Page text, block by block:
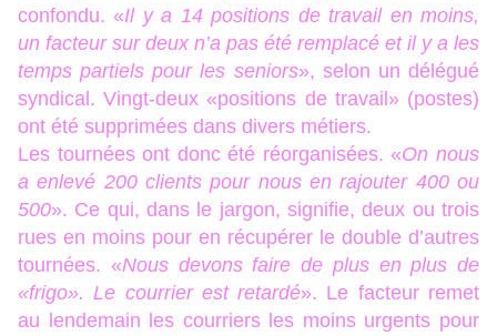
confondu. «Il y a 14 positions de travail en moins,
un facteur sur deux n’a pas été remplacé et il y a les
temps partiels pour les seniors», selon un délégué
syndical. Vingt-deux «positions de travail» (postes)
ont été supprimées dans divers métiers.
Les tournées ont donc été réorganisées. «On nous
a enlevé 200 clients pour nous en rajouter 400 ou
500». Ce qui, dans le jargon, signifie, deux ou trois
rues en moins pour en récupérer le double d’autres
tournées. «Nous devons faire de plus en plus de
«frigo». Le courrier est retardé». Le facteur remet
au lendemain les courriers les moins urgents pour